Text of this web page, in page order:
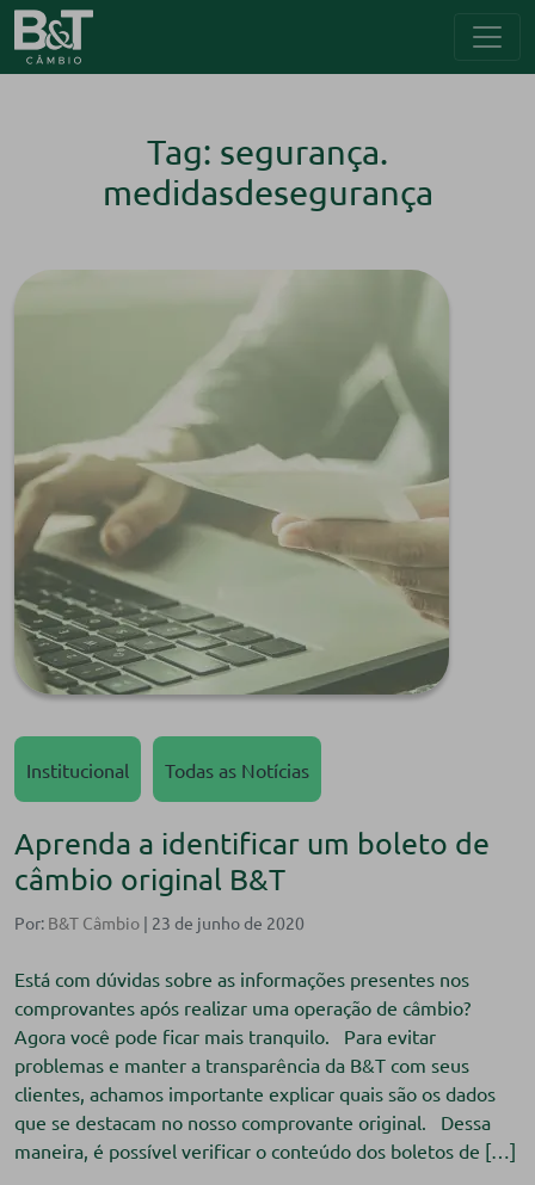
Tag: segurança.
medidasdesegurança
Institucional Todas as Notícias
Aprenda a identificar um boleto de
câmbio original B&T
Por: B&T Câmbio | 23 de junho de 2020
Está com dúvidas sobre as informações presentes nos
comprovantes após realizar uma operação de câmbio?
Agora você pode ficar mais tranquilo.⠀Para evitar
problemas e manter a transparência da B&T com seus
clientes, achamos importante explicar quais são os dados
que se destacam no nosso comprovante original.⠀Dessa
maneira, é possível verificar o conteúdo dos boletos de […]